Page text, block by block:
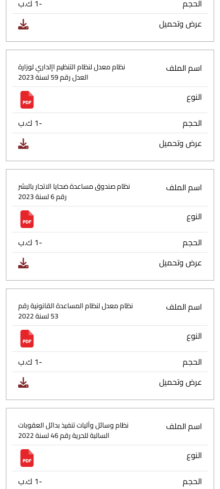
الحجم
-1 ك.ب
عرض وتحميل
اسم الملف
نظام معدل لنظام التنظيم اإلداري لوزارة
العدل رقم 59 لسنة 2023
النوع
الحجم
-1 ك.ب
عرض وتحميل
اسم الملف
نظام صندوق مساعدة ضحايا الاتجار بالبشر
رقم 6 لسنة 2023
النوع
الحجم
-1 ك.ب
عرض وتحميل
اسم الملف
نظام معدل لنظام المساعدة القانونية رقم
53 لسنة 2022
النوع
الحجم
-1 ك.ب
عرض وتحميل
اسم الملف
نظام وسائل وآليات تنفيذ بدائل العقوبات
السالبة للحرية رقم 46 لسنة 2022
النوع
الحجم
-1 ك.ب